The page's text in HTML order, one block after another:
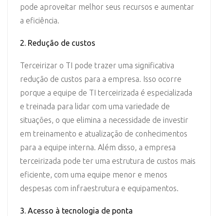
pode aproveitar melhor seus recursos e aumentar
a eficiência.
2. Redução de custos
Terceirizar o TI pode trazer uma significativa
redução de custos para a empresa. Isso ocorre
porque a equipe de TI terceirizada é especializada
e treinada para lidar com uma variedade de
situações, o que elimina a necessidade de investir
em treinamento e atualização de conhecimentos
para a equipe interna. Além disso, a empresa
terceirizada pode ter uma estrutura de custos mais
eficiente, com uma equipe menor e menos
despesas com infraestrutura e equipamentos.
3. Acesso à tecnologia de ponta